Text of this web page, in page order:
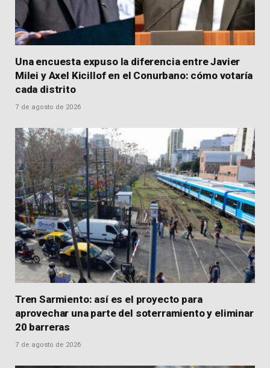
Una encuesta expuso la diferencia entre Javier
Milei y Axel Kicillof en el Conurbano: cómo votaría
cada distrito
7 de agosto de 2026
Tren Sarmiento: así es el proyecto para
aprovechar una parte del soterramiento y eliminar
20 barreras
7 de agosto de 2026